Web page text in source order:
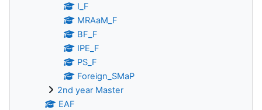
I_F
MRAaM_F
BF_F
IPE_F
PS_F
Foreign_SMaP
2nd year Master
EAF